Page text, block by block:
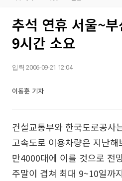
추석 연휴 서울~
9시간 소요
입력 2006-09-21 12:04
이동훈 기자
건설교통부와 한국도로공사
고속도로 이용차량은 지난
만4000대에 이를 것으로 전
주말이 겹쳐 최대 9~10일까